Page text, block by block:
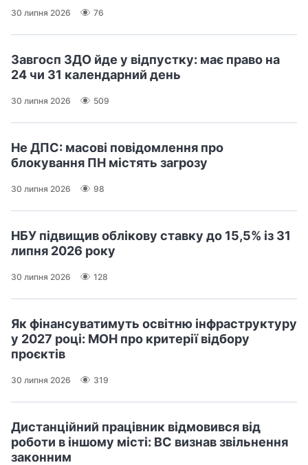
30 липня 2026 76
Завгосп ЗДО йде у відпустку: має право на
24 чи 31 календарний день
30 липня 2026 509
Не ДПС: масові повідомлення про
блокування ПН містять загрозу
30 липня 2026 98
НБУ підвищив облікову ставку до 15,5% із 31
липня 2026 року
30 липня 2026 128
Як фінансуватимуть освітню інфраструктуру
у 2027 році: МОН про критерії відбору
проєктів
30 липня 2026 319
Дистанційний працівник відмовився від
роботи в іншому місті: ВС визнав звільнення
законним